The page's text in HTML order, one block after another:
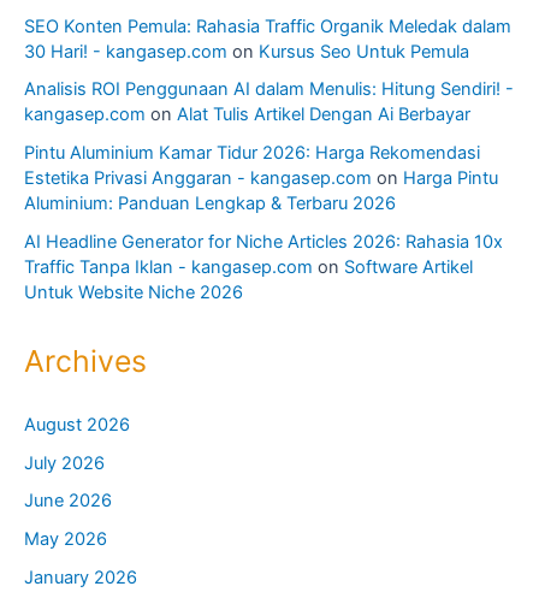
SEO Konten Pemula: Rahasia Traffic Organik Meledak dalam
30 Hari! - kangasep.com on Kursus Seo Untuk Pemula
Analisis ROI Penggunaan AI dalam Menulis: Hitung Sendiri! -
kangasep.com on Alat Tulis Artikel Dengan Ai Berbayar
Pintu Aluminium Kamar Tidur 2026: Harga Rekomendasi
Estetika Privasi Anggaran - kangasep.com on Harga Pintu
Aluminium: Panduan Lengkap & Terbaru 2026
AI Headline Generator for Niche Articles 2026: Rahasia 10x
Traffic Tanpa Iklan - kangasep.com on Software Artikel
Untuk Website Niche 2026
Archives
August 2026
July 2026
June 2026
May 2026
January 2026